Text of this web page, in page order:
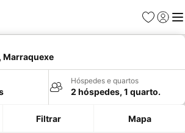
Favoritos
Iniciar
Marraquexe
Hóspedes e quartos
2 hóspedes, 1 quarto.
Filtrar Mapa